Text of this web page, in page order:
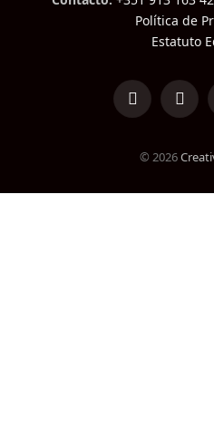
Política de
Estatuto
LinkedIn
© 2026